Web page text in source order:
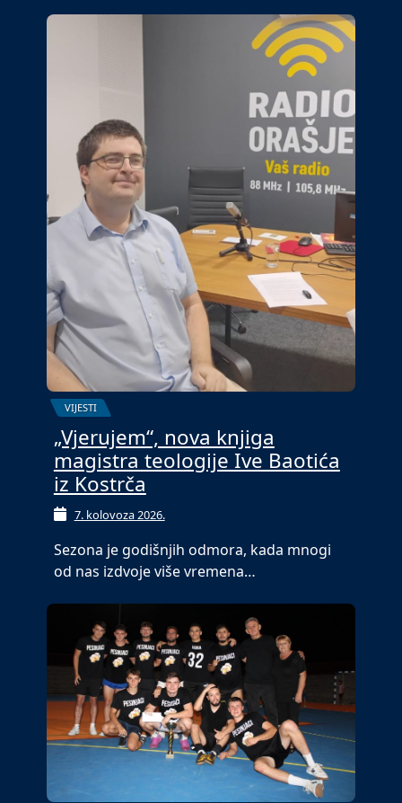
VIJESTI
„Vjerujem“, nova knjiga
magistra teologije Ive Baotića
iz Kostrča
7. kolovoza 2026.
Sezona je godišnjih odmora, kada mnogi
od nas izdvoje više vremena…